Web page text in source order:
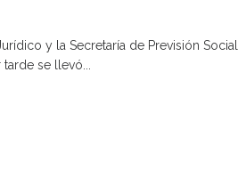
y la Secretaría de Previsión Social
se llevó...